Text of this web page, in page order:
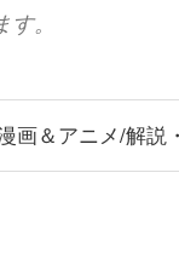
。
画＆アニメ/解説